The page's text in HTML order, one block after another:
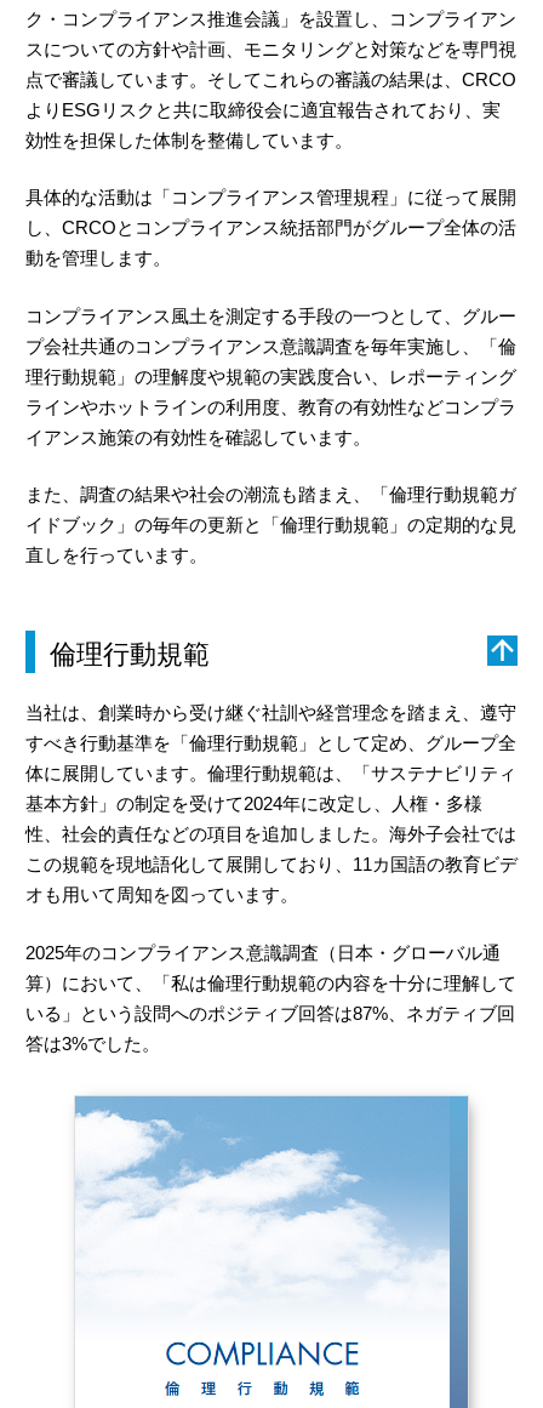
ク・コンプライアンス推進会議」を設置し、コンプライアン
スについての方針や計画、モニタリングと対策などを専門視
点で審議しています。そしてこれらの審議の結果は、CRCO
よりESGリスクと共に取締役会に適宜報告されており、実
効性を担保した体制を整備しています。
具体的な活動は「コンプライアンス管理規程」に従って展開
し、CRCOとコンプライアンス統括部門がグループ全体の活
動を管理します。
コンプライアンス風土を測定する手段の一つとして、グルー
プ会社共通のコンプライアンス意識調査を毎年実施し、「倫
理行動規範」の理解度や規範の実践度合い、レポーティング
ラインやホットラインの利用度、教育の有効性などコンプラ
イアンス施策の有効性を確認しています。
また、調査の結果や社会の潮流も踏まえ、「倫理行動規範ガ
イドブック」の毎年の更新と「倫理行動規範」の定期的な見
直しを行っています。
倫理行動規範
当社は、創業時から受け継ぐ社訓や経営理念を踏まえ、遵守
すべき行動基準を「倫理行動規範」として定め、グループ全
体に展開しています。倫理行動規範は、「サステナビリティ
基本方針」の制定を受けて2024年に改定し、人権・多様
性、社会的責任などの項目を追加しました。海外子会社では
この規範を現地語化して展開しており、11カ国語の教育ビデ
オも用いて周知を図っています。
2025年のコンプライアンス意識調査（日本・グローバル通
算）において、「私は倫理行動規範の内容を十分に理解して
いる」という設問へのポジティブ回答は87% 、ネガティブ回
答は3%でした。